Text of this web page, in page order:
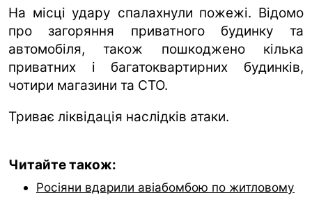
На місці удару спалахнули пожежі. Відомо
про загоряння приватного будинку та
автомобіля, також пошкоджено кілька
приватних і багатоквартирних будинків,
чотири магазини та СТО.
Триває ліквідація наслідків атаки.
Читайте також:
Росіяни вдарили авіабомбою по житловому